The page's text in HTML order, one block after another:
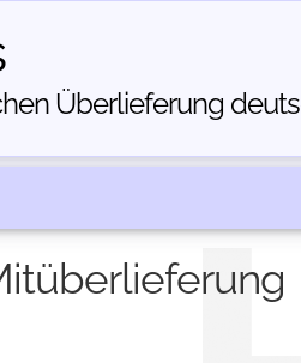
Über­lieferung